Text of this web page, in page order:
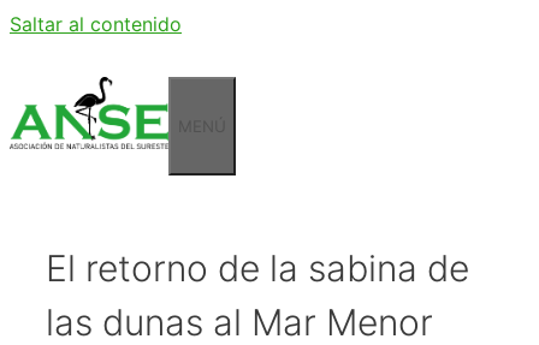
Saltar al contenido
El retorno de la sabina de
las dunas al Mar Menor